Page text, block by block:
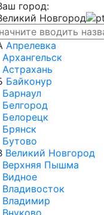
город:
Новгород
Апрелевка
Архангельск
Астрахань
Байконур
Барнаул
Белгород
Белорецк
Брянск
Бутово
Великий Новгород
Верхняя Пышма
Видное
Владивосток
Владимир
Внуково